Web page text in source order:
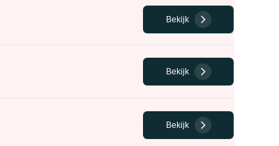
Bekijk
Bekijk
Bekijk